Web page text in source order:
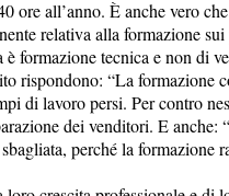
ore all’anno. È anche vero
relativa alla formazione
formazione tecnica e non di
rispondono: “La formazione
di lavoro persi. Per contro
dei venditori. E anche:
perché la formazione